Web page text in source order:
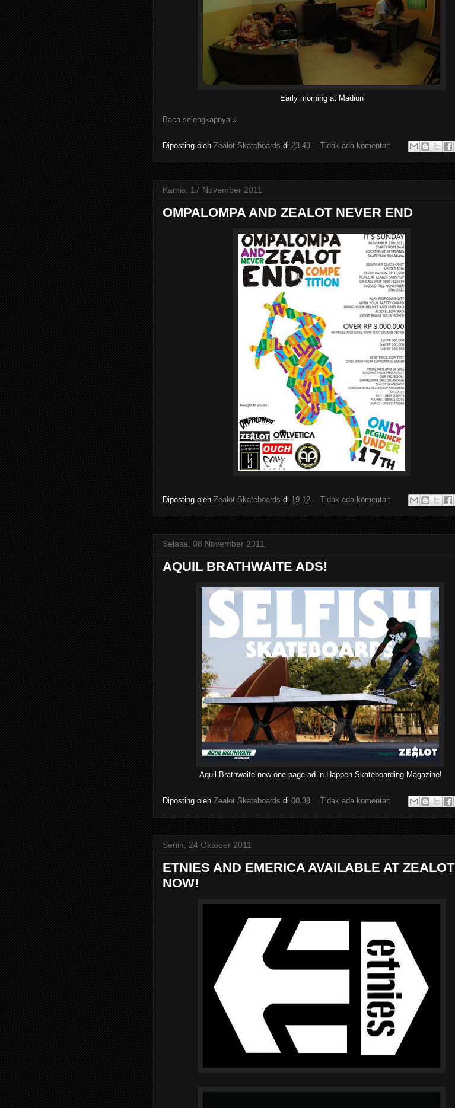
Early morning at Madiun
Baca selengkapnya »
Diposting oleh Zealot Skateboards di 23.43 Tidak ada komentar:
Kamis, 17 November 2011
OMPALOMPA AND ZEALOT NEVER END
Diposting oleh Zealot Skateboards di 19.12 Tidak ada komentar:
Selasa, 08 November 2011
AQUIL BRATHWAITE ADS!
Aquil Brathwaite new one page ad in Happen Skateboarding Magazine!
Diposting oleh Zealot Skateboards di 00.38 Tidak ada komentar:
Senin, 24 Oktober 2011
ETNIES AND EMERICA AVAILABLE AT ZEALOT
NOW!